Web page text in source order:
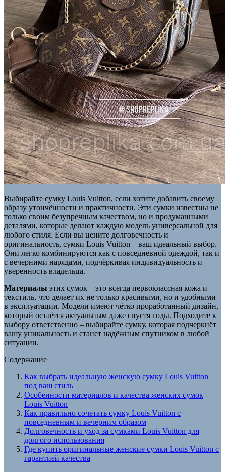
Выбирайте сумку Louis Vuitton, если хотите добавить своему
образу утончённости и практичности. Эти сумки известны не
только своим безупречным качеством, но и продуманными
деталями, которые делают каждую модель универсальной для
любого стиля. Если вы цените долговечность и
оригинальность, сумки Louis Vuitton – ваш идеальный выбор.
Они легко комбинируются как с повседневной одеждой, так и
с вечерними нарядами, подчёркивая индивидуальность и
уверенность владельца.
Материалы этих сумок – это всегда первоклассная кожа и
текстиль, что делает их не только красивыми, но и удобными
в эксплуатации. Модели имеют чётко проработанный дизайн,
который остаётся актуальным даже спустя годы. Подходите к
выбору ответственно – выбирайте сумку, которая подчеркнёт
вашу уникальность и станет надёжным спутником в любой
ситуации.
Содержание
Как выбрать идеальную женскую сумку Louis Vuitton
под ваш стиль
Особенности материалов и качества женских сумок
Louis Vuitton
Как правильно сочетать сумку Louis Vuitton с
повседневным и вечерним образом
Долговечность и уход за сумками Louis Vuitton для
долгого использования
Где купить оригинальные женские сумки Louis Vuitton с
гарантией качества